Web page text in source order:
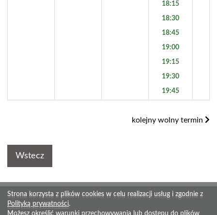
18:15
18:30
18:45
19:00
19:15
19:30
19:45
kolejny wolny termin
Wstecz
Strona korzysta z plików cookies w celu realizacji usług i zgodnie z
Polityką prywatności.
Strona korzysta z plików cookies w celu realizacji usług i zgodnie z
Polityką prywatności.
Możesz określić warunki przechowywania lub dostępu do plików